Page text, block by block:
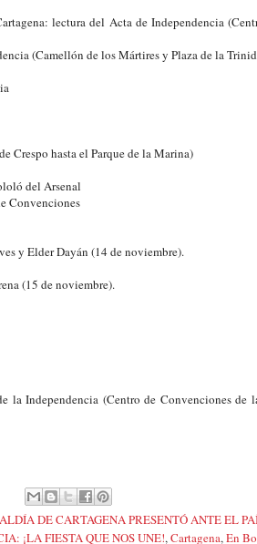
lectura del Acta de Independencia
(Camellón de los Mártires y Plaza de la
Crespo hasta el Parque de la Marina)
del Arsenal
Convenciones
y Elder Dayán (14 de noviembre).
(15 de noviembre).
Independencia (Centro de Convenciones de
DE CARTAGENA PRESENTÓ ANTE EL
¡LA FIESTA QUE NOS UNE!,Cartagena,En